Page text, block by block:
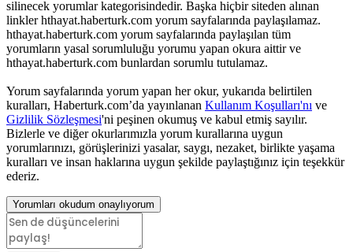
silinecek yorumlar kategorisindedir. Başka hiçbir siteden alınan
linkler hthayat.haberturk.com yorum sayfalarında paylaşılamaz.
hthayat.haberturk.com yorum sayfalarında paylaşılan tüm
yorumların yasal sorumluluğu yorumu yapan okura aittir ve
hthayat.haberturk.com bunlardan sorumlu tutulamaz.
Yorum sayfalarında yorum yapan her okur, yukarıda belirtilen
kuralları, Haberturk.com’da yayınlanan Kullanım Koşulları'nı ve
Gizlilik Sözleşmesi'ni peşinen okumuş ve kabul etmiş sayılır.
Bizlerle ve diğer okurlarımızla yorum kurallarına uygun
yorumlarınızı, görüşlerinizi yasalar, saygı, nezaket, birlikte yaşama
kuralları ve insan haklarına uygun şekilde paylaştığınız için teşekkür
ederiz.
Yorumları okudum onaylıyorum